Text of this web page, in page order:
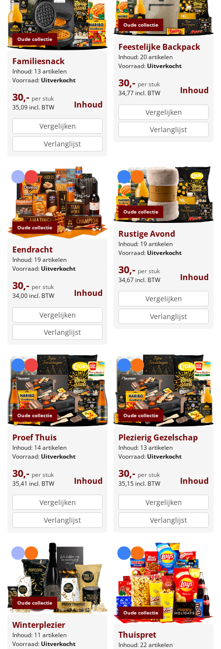
Oude collectie
Familiesnack
Inhoud: 13 artikelen
Voorraad: Uitverkocht
30,- per stuk
35,09 incl. BTW Inhoud
Vergelijken
Verlanglijst
Oude collectie
Feestelijke Backpack
Inhoud: 20 artikelen
Voorraad: Uitverkocht
30,- per stuk
34,77 incl. BTW Inhoud
Vergelijken
Verlanglijst
Oude collectie
Eendracht
Inhoud: 19 artikelen
Voorraad: Uitverkocht
30,- per stuk
34,00 incl. BTW Inhoud
Vergelijken
Verlanglijst
Oude collectie
Rustige Avond
Inhoud: 19 artikelen
Voorraad: Uitverkocht
30,- per stuk
34,67 incl. BTW Inhoud
Vergelijken
Verlanglijst
Oude collectie
Proef Thuis
Inhoud: 14 artikelen
Voorraad: Uitverkocht
30,- per stuk
35,41 incl. BTW Inhoud
Vergelijken
Verlanglijst
Oude collectie
Plezierig Gezelschap
Inhoud: 13 artikelen
Voorraad: Uitverkocht
30,- per stuk
35,15 incl. BTW Inhoud
Vergelijken
Verlanglijst
Oude collectie
Winterplezier
Inhoud: 11 artikelen
Voorraad: Uitverkocht
Oude collectie
Thuispret
Inhoud: 22 artikelen